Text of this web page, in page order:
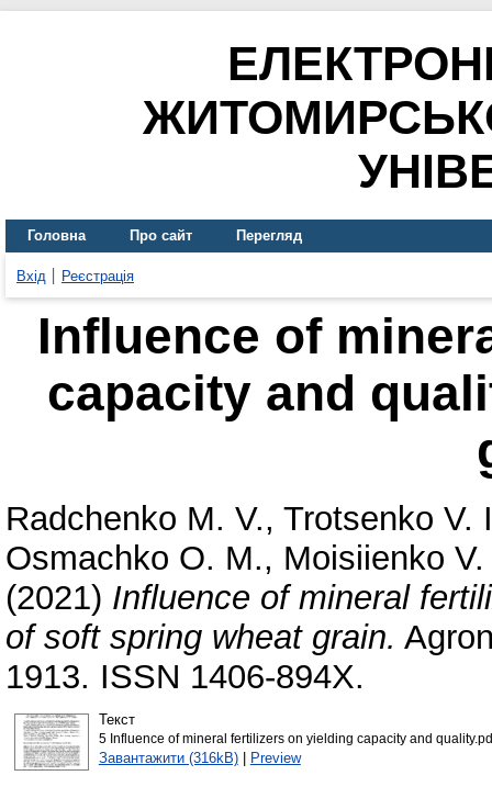
Головна Про сайт Перегляд
Вхід Реєстрація
Influence of
capacity and
Radchenko M. V., Trotsenko V.
Osmachko O. M., Moisiienko V.
(2021) Influence of mineral
of soft spring wheat grain.
1913. ISSN 1406-894X.
Текст
5 Influence of mineral fertilizers on yielding capacity and
Завантажити (316kB)| Preview